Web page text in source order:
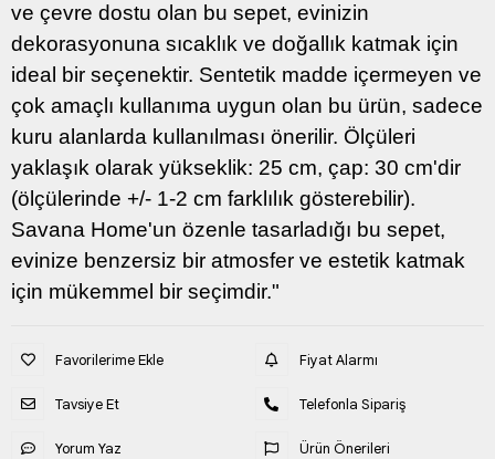
ve çevre dostu olan bu sepet, evinizin
dekorasyonuna sıcaklık ve doğallık katmak için
ideal bir seçenektir. Sentetik madde içermeyen ve
çok amaçlı kullanıma uygun olan bu ürün, sadece
kuru alanlarda kullanılması önerilir. Ölçüleri
yaklaşık olarak yükseklik: 25 cm, çap: 30 cm'dir
(ölçülerinde +/- 1-2 cm farklılık gösterebilir).
Savana Home'un özenle tasarladığı bu sepet,
evinize benzersiz bir atmosfer ve estetik katmak
için mükemmel bir seçimdir."
Favorilerime Ekle
Tavsiye Et
Yorum Yaz
Fiyat Alarmı
Telefonla Sipariş
Ürün Önerileri